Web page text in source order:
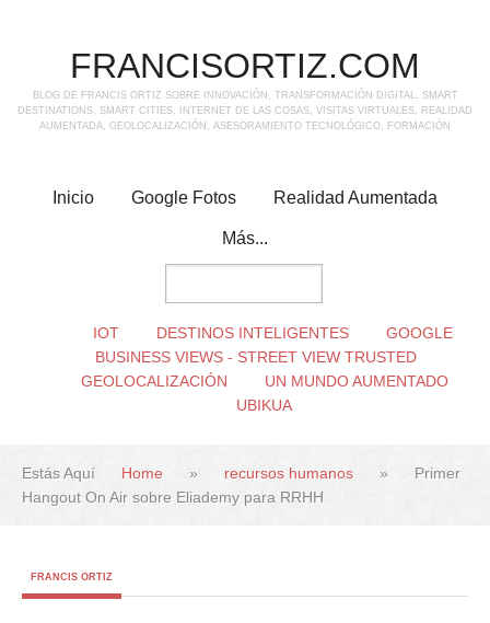
FRANCISORTIZ.COM
BLOG DE FRANCIS ORTIZ SOBRE INNOVACIÓN, TRANSFORMACIÓN DIGITAL, SMART
DESTINATIONS, SMART CITIES, INTERNET DE LAS COSAS, VISITAS VIRTUALES, REALIDAD
AUMENTADA, GEOLOCALIZACIÓN, ASESORAMIENTO TECNOLÓGICO, FORMACIÓN
Inicio Google Fotos Realidad Aumentada
Más...
IOT DESTINOS INTELIGENTES
GOOGLE
BUSINESS VIEWS - STREET VIEW TRUSTED
GEOLOCALIZACIÓN
UN MUNDO AUMENTADO
UBIKUA
Estás Aquí Home » recursos humanos »
Primer
Hangout On Air sobre Eliademy para RRHH
FRANCIS ORTIZ